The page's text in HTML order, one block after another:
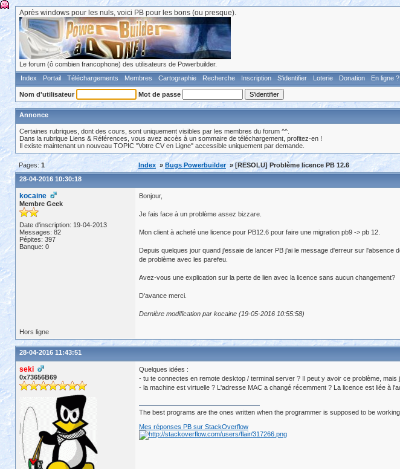
Après windows pour les nuls, voici PB pour les bons (ou presque).
Le forum (ô combien francophone) des utilisateurs de Powerbuilder.
Index Portail Téléchargements Membres Cartographie Recherche Inscription S'identifier Loterie Donation En ligne ?
Nom d'utilisateur Mot de passe
Annonce
Certaines rubriques, dont des cours, sont uniquement visibles par les membres du forum ^^.
Dans la rubrique Liens & Références, vous avez accès à un sommaire de téléchargement, profitez-en !
Il existe maintenant un nouveau TOPIC "Votre CV en Ligne" accessible uniquement par demande.
Pages: 1 Index » Bugs Powerbuilder » [RESOLU] Problème licence PB 12.6
28-04-2016 10:30:18
kocaine
Membre Geek
Date d'inscription: 19-04-2013
Messages: 82
Pépites: 397
Banque: 0
Bonjour,
Je fais face à un problème assez bizzare.
Mon client à acheté une licence pour PB12.6 pour faire une migration pb9 -> pb 12.
Depuis quelques jour quand j'essaie de lancer PB j'ai le message d'erreur sur
de problème avec les parefeu.
Avez-vous une explication sur la perte de lien avec la licence sans aucun changement?
D'avance merci.
Dernière modification par kocaine (19-05-2016 10:55:58)
Hors ligne
28-04-2016 11:43:51
seki
0x73656B69
Quelques idées :
- tu te connectes en remote desktop / terminal server ? Il peut y avoir ce problème,
- la machine est virtuelle ? L'adresse MAC a changé récemment ? La licence est liée à
The best programs are the ones written when the programmer is supposed to be
Mes réponses PB sur StackOverflow